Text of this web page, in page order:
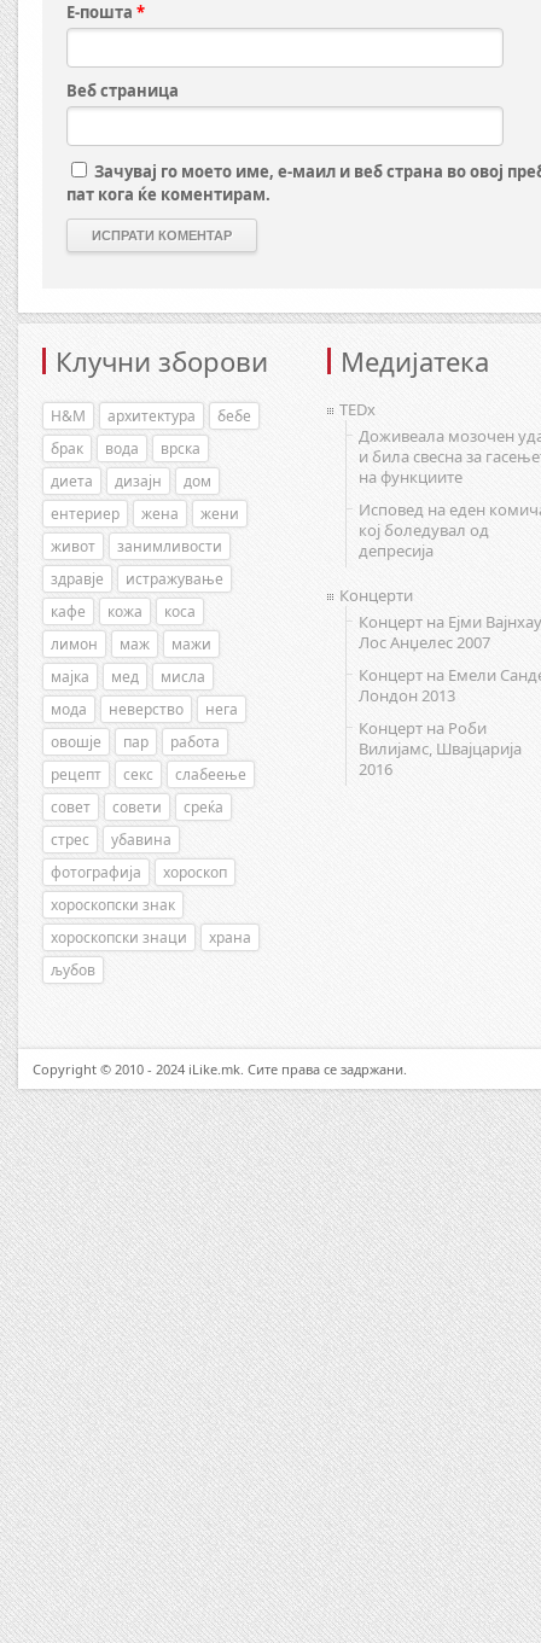
Е-пошта *
Веб страница
Зачувај го моето име, е-маил и веб страна во овој
пат кога ќе коментирам.
Клучни зборови
H&M архитектура
бебе
брак
вода
врска
диета
дизајн
дом
ентериер
жена
жени
живот
занимливости
здравје
истражување
кафе
кожа
коса
лимон
маж
мажи
мајка
мед
мисла
мода
неверство
нега
овошје
пар
работа
рецепт
секс
слабеење
совет
совети
среќа
стрес
убавина
фотографија
хороскоп
хороскопски знак
хороскопски знаци
храна
љубов
Медијатека
TEDx
Доживеала мозочен
и била свесна за
на функциите
Исповед на еден
кој боледувал од
депресија
Концерти
Концерт на Ејми
Лос Анџелес 2007
Концерт на Емели
Лондон 2013
Концерт на Роби
Вилијамс, Швајцарија
2016
Copyright © 2010 - 2024 iLike.mk. Сите права се задржани.